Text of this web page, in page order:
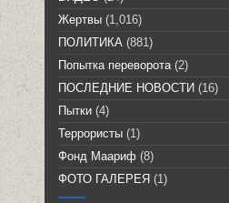
Жертвы (1,016)
ПОЛИТИКА (881)
Попытка переворота (2)
ПОСЛЕДНИЕ НОВОСТИ (16)
Пытки (4)
Террористы (1)
Фонд Маариф (8)
ФОТО ГАЛЕРЕЯ (1)